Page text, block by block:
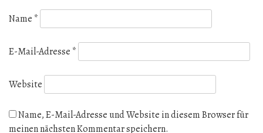
Name *
E-Mail-Adresse *
Website
Name, E-Mail-Adresse und Website in diesem Browser für
meinen nächsten Kommentar speichern.